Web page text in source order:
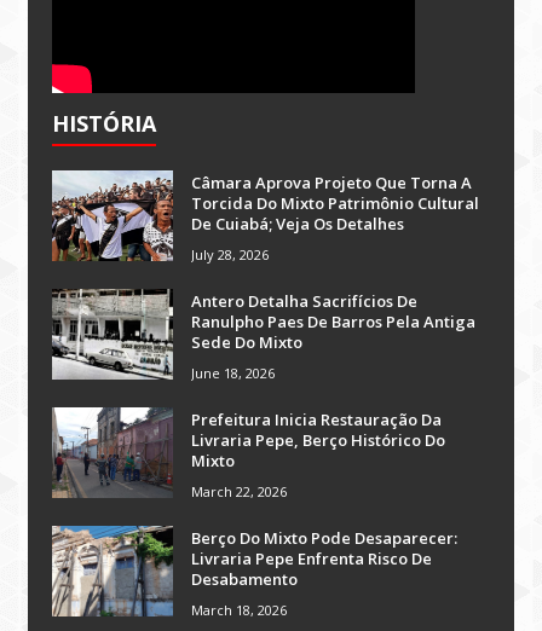
HISTÓRIA
Câmara Aprova Projeto Que Torna A
Torcida Do Mixto Patrimônio Cultural
De Cuiabá; Veja Os Detalhes
July 28, 2026
Antero Detalha Sacrifícios De
Ranulpho Paes De Barros Pela Antiga
Sede Do Mixto
June 18, 2026
Prefeitura Inicia Restauração Da
Livraria Pepe, Berço Histórico Do
Mixto
March 22, 2026
Berço Do Mixto Pode Desaparecer:
Livraria Pepe Enfrenta Risco De
Desabamento
March 18, 2026